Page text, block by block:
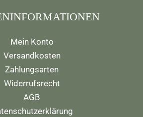
Mein Konto
Versandkosten
Zahlungsarten
Widerrufsrecht
AGB